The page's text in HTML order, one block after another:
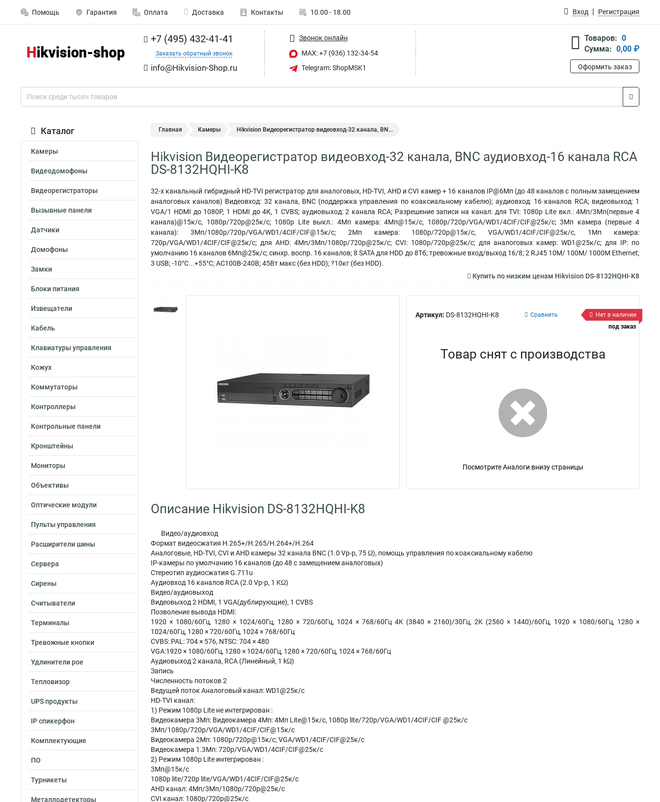
Помощь Гарантия Оплата Доставка Контакты 10.00 - 18.00 Вход Регистрация
+7 (495) 432-41-41
Заказать обратный звонок
info@Hikvision-Shop.ru
Звонок онлайн
MAX: +7 (936) 132-34-54
Telegram: ShopMSK1
Товаров: 0
Сумма: 0,00 ₽
Оформить заказ
Каталог
Камеры
Видеодомофоны
Видеорегистраторы
Вызывные панели
Датчики
Домофоны
Замки
Блоки питания
Извещатели
Кабель
Клавиатуры управления
Кожух
Коммутаторы
Контроллеры
Контрольные панели
Кронштейны
Мониторы
Объективы
Оптические модули
Пульты управления
Расширители шины
Сервера
Сирены
Считыватели
Терминалы
Тревожные кнопки
Удлинители poe
Тепловизор
UPS продукты
IP спикерфон
Комплектующие
ПО
Турникеты
Металлодетекторы
Главная Камеры Hikvision Видеорегистратор видеовход-32 канала, BN...
Hikvision Видеорегистратор видеовход-32 канала, BNC аудиовход-16 канала RCA
DS-8132HQHI-K8
32-х канальный гибридный HD-TVI регистратор для аналоговых, HD-TVI, AHD и CVI камер + 16 каналов IP@6Мп (до 48 каналов с полным замещением
аналоговых каналов) Видеовход: 32 канала, BNC (поддержка управления по коаксиальному кабелю); аудиовход: 16 каналов RCA; видеовыход: 1
VGA/1 HDMI до 1080Р, 1 HDMI до 4К, 1 CVBS; аудиовыход: 2 канала RCA; Разрешение записи на канал: для TVI: 1080p Lite вкл.: 4Мп/3Мп(первые 4
канала)@15к/с, 1080p/720p@25к/с; 1080p Lite выкл.: 4Мп камера: 4Мп@15к/с, 1080p/720p/VGA/WD1/4CIF/CIF@25к/с; 3Мп камера (первые 4
канала): 3Мп/1080p/720p/VGA/WD1/4CIF/CIF@15к/с; 2Мп камера: 1080p/720p@15к/с, VGA/WD1/4CIF/CIF@25к/с, 1Мп камера:
720p/VGA/WD1/4CIF/CIF@25к/c; для AHD: 4Мп/3Мп/1080p/720p@25к/с; CVI: 1080p/720p@25к/с; для аналоговых камер: WD1@25к/с; для IP: по
умолчанию 16 каналов 6Мп@25к/с; синхр. воспр. 16 каналов; 8 SATA для HDD до 8Тб; тревожные вход/выход 16/8; 2 RJ45 10M/ 100M/ 1000М Ethernet;
3 USB; -10°C...+55°C; АC100В-240В; 45Вт макс (без HDD); ?10кг (без HDD).
Купить по низким ценам Hikvision DS-8132HQHI-K8
Артикул: DS-8132HQHI-K8 Сравнить
Нет в наличии
под заказ
Товар снят с производства
Посмотрите Аналоги внизу страницы
Описание Hikvision DS-8132HQHI-K8
Видео/аудиовход
Формат видеосжатия H.265+/H.265/H.264+/H.264
Аналоговые, HD-TVI, CVI и AHD камеры 32 канала BNC (1.0 Vp-p, 75 Ω), помощь управления по коаксиальному кабелю
IP-камеры по умолчанию 16 каналов (до 48 с замещением аналоговых)
Стереотип аудиосжатия G.711u
Аудиовход 16 каналов RCA (2.0 Vp-p, 1 KΩ)
Видео/аудиовыход
Видеовыход 2 HDMI, 1 VGA(дублирующие), 1 CVBS
Позволение вывода HDMI:
1920 × 1080/60Гц, 1280 × 1024/60Гц, 1280 × 720/60Гц, 1024 × 768/60Гц 4K (3840 × 2160)/30Гц, 2K (2560 × 1440)/60Гц, 1920 × 1080/60Гц, 1280 ×
1024/60Гц, 1280 × 720/60Гц, 1024 × 768/60Гц
CVBS: PAL: 704 × 576, NTSC: 704 × 480
VGA:1920 × 1080/60Гц, 1280 × 1024/60Гц, 1280 × 720/60Гц, 1024 × 768/60Гц
Аудиовыход 2 канала, RCA (Линейный, 1 kΩ)
Запись
Численность потоков 2
Ведущей поток Аналоговый канал: WD1@25к/с
HD-TVI канал:
1) Режим 1080p Lite не интегрирован :
Видеокамера 3Мп: Видеокамера 4Мп: 4Мп Lite@15к/с, 1080p lite/720p/VGA/WD1/4CIF/CIF @25к/с
3Мп/1080p/720p/VGA/WD1/4CIF/CIF@15к/с
Видеокамера 2Мп: 1080p/720p@15к/с; VGA/WD1/4CIF/CIF@25к/с
Видеокамера 1.3Мп: 720p/VGA/WD1/4CIF/CIF@25к/c
2) Режим 1080p Lite интегрирован :
3Мп@15к/c
1080p lite/720p lite/VGA/WD1/4CIF/CIF@25к/c
AHD канал: 4Мп/3Мп/1080p/720p@25к/с
CVI канал: 1080p/720p@25к/с